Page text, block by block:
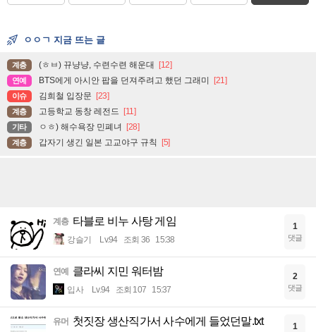
ㅇㅇㄱ 지금 뜨는 글
계층 (ㅎㅂ) 뀨냥냥, 수련수련 해운대 [12]
연예 BTS에게 아시안 팝을 던져주려고 했던 그래미 [21]
이슈 김희철 입장문 [23]
계층 고등학교 동창 레전드 [11]
기타 ㅇㅎ) 해수욕장 민폐녀 [28]
계층 갑자기 생긴 일본 고교야구 규칙 [5]
계층 타블로 비누 사탕 게임
강슬기 Lv.94 조회 36 15:38
1
댓글
연예 클라씨 지민 워터밤
입사 Lv.94 조회 107 15:37
2
댓글
유머 첫짓장 생산직가서 사수에게 들었던말.txt 1